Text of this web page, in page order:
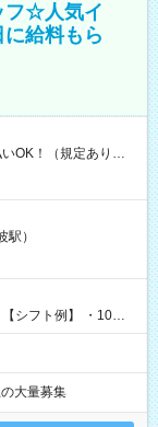
フ☆人気イ
給料もら
ビニATMから 日払
）
大量募集